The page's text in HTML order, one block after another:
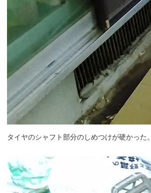
タイヤのシャフト部分のしめつけが硬かった。